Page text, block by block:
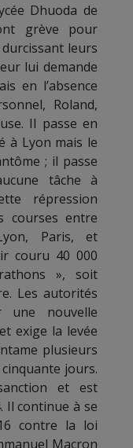
Dhuoda de
grève pour
leurs
lui demande
en l’absence
Roland,
Il passe en
à Lyon mais le
; il passe
tâche à
répression
courses entre
Paris, et
couru 40 000
», soit
Les autorités
une nouvelle
exige la levée
plusieurs
jours.
et est
Il continue à se
contre la loi
Macron